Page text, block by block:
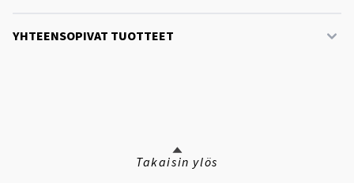
YHTEENSOPIVAT TUOTTEET
Takaisin ylös